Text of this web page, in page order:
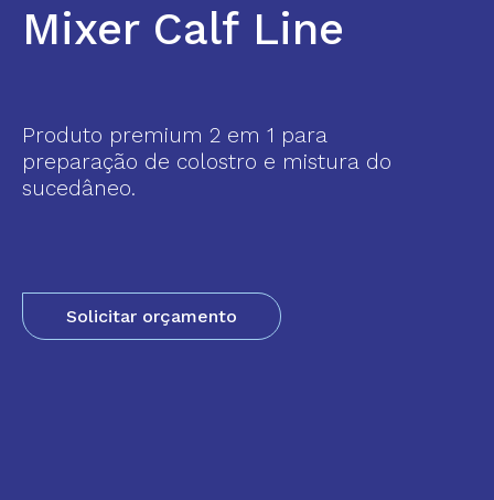
Mixer Calf Line
Produto premium 2 em 1 para
preparação de colostro e mistura do
sucedâneo.
Solicitar orçamento